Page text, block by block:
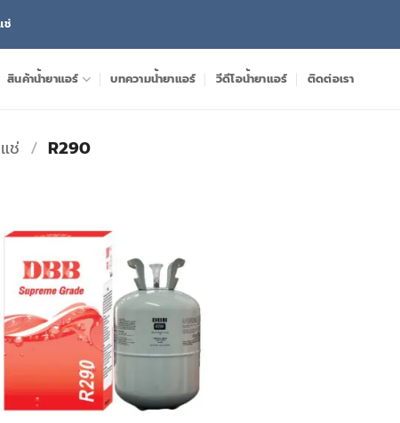
ช่
สินค้าน้ำยาแอร์ บทความน้ำยาแอร์ วีดีโอน้ำยาแอร์ ติดต่อเรา
ช่ / R290